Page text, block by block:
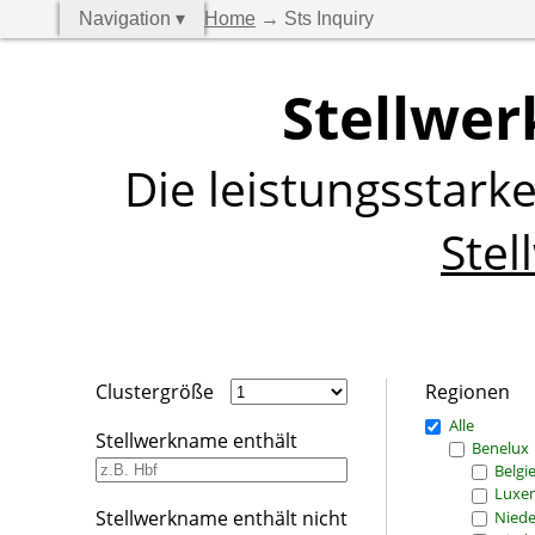
Navigation ▾ Home → Sts Inquiry
Die
Clustergröße
Stellwerkname enthält
Stellwerkname enthält nicht
Regionen
Alle
Benelux